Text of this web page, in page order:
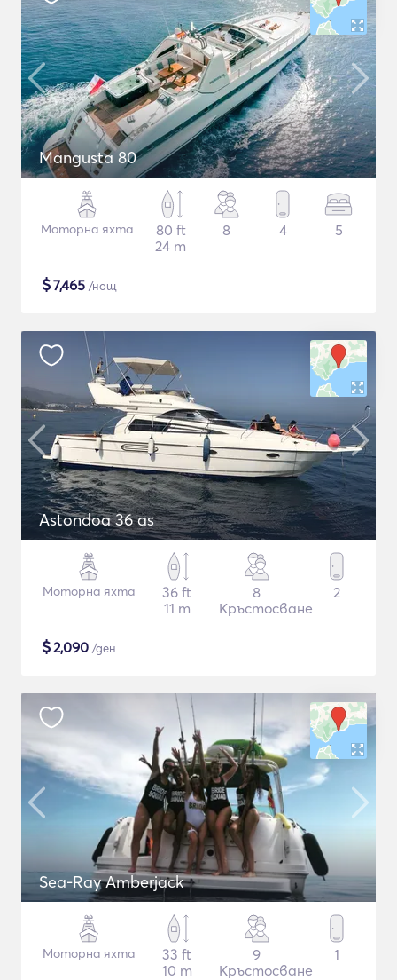
Mangusta 80
Моторна яхта
80 ft
24 m
8 4 5
$7,465 /нощ
Astondoa 36 as
Моторна яхта
36 ft
11 m
8
Кръстосване
2
$2,090 /ден
Sea-Ray Amberjack
Моторна яхта
33 ft
10 m
9
Кръстосване
1